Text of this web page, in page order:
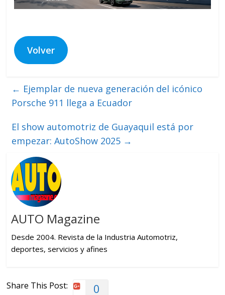
Volver
← Ejemplar de nueva generación del icónico
Porsche 911 llega a Ecuador
El show automotriz de Guayaquil está por
empezar: AutoShow 2025 →
AUTO Magazine
Desde 2004. Revista de la Industria Automotriz,
deportes, servicios y afines
Share This Post: 0